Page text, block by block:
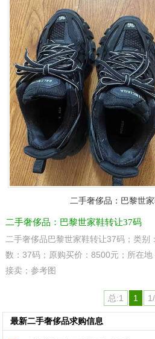
二手奢侈品：巴黎世
二手奢侈品：巴黎世家鞋转让37码
二手奢侈品巴黎世家鞋转让37码；类别
数：37码；原购买价：8500元；所在
接卖；参考图
总:1 1
最新二手奢侈品求购信息